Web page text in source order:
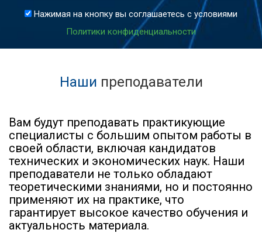
Нажимая на кнопку вы соглашаетесь с условиями
Политики конфиденциальности
Наши преподаватели
Вам будут преподавать практикующие
специалисты с большим опытом работы в
своей области, включая кандидатов
технических и экономических наук. Наши
преподаватели не только обладают
теоретическими знаниями, но и постоянно
применяют их на практике, что
гарантирует высокое качество обучения и
актуальность материала.